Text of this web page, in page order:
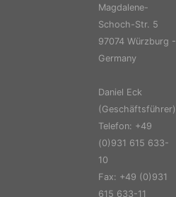
Magdalene-
Schoch-Str. 5
97074 Würzburg -
Germany
Daniel Eck
(Geschäftsführer)
Telefon: +49
(0)931 615 633-
10
Fax: +49 (0)931
615 633-11